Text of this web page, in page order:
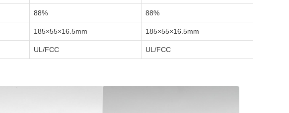
88% 88%
185×55×16.5mm 185×55×16.5mm
UL/FCC UL/FCC